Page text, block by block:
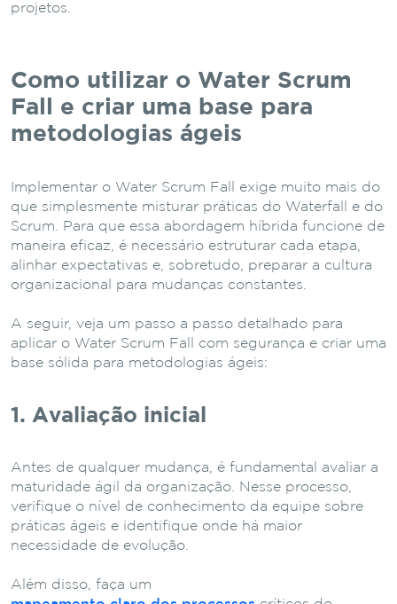
projetos.
Como utilizar o Water Scrum
Fall e criar uma base para
metodologias ágeis
Implementar o Water Scrum Fall exige muito mais do
que simplesmente misturar práticas do Waterfall e do
Scrum. Para que essa abordagem híbrida funcione de
maneira eficaz, é necessário estruturar cada etapa,
alinhar expectativas e, sobretudo, preparar a cultura
organizacional para mudanças constantes.
A seguir, veja um passo a passo detalhado para
aplicar o Water Scrum Fall com segurança e criar uma
base sólida para metodologias ágeis:
1. Avaliação inicial
Antes de qualquer mudança, é fundamental avaliar a
maturidade ágil da organização. Nesse processo,
verifique o nível de conhecimento da equipe sobre
práticas ágeis e identifique onde há maior
necessidade de evolução.
Além disso, faça um